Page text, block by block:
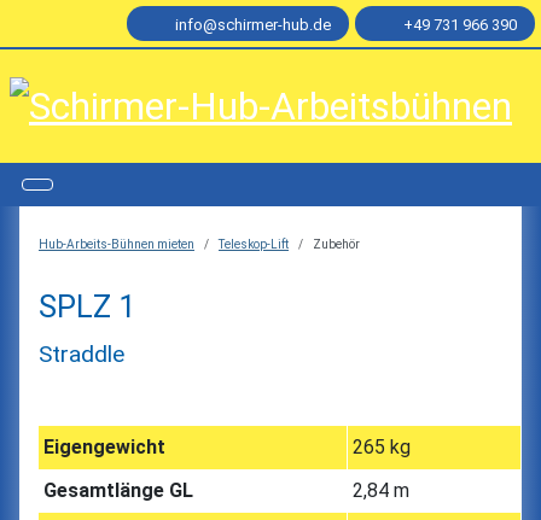
+49 731 966 390
info@schirmer-hub.de
Hub-Arbeits-Bühnen mieten Teleskop-Lift Zubehör
SPLZ 1
Straddle
Eigengewicht
265 kg
Gesamtlänge GL
2,84 m